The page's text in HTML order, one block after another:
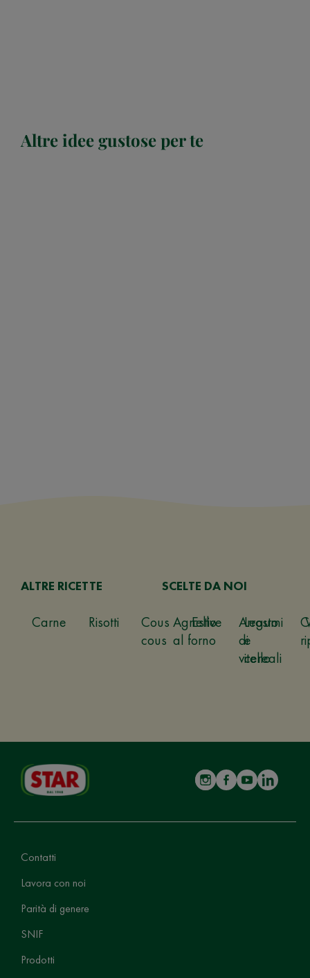
Altre idee gustose per te
ALTRE RICETTE
Carne Risotti
Cous
cous
Estive
Legumi
e
cereali
SCELTE DA NOI
Agnello
al forno
Arrosto
di
vitello
Contatti
Lavora con noi
Parità di genere
SNIF
Prodotti